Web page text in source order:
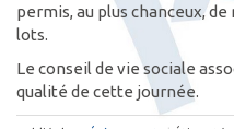
permis, au plus chanceux,
lots.
Le conseil de vie sociale
qualité de cette journée.